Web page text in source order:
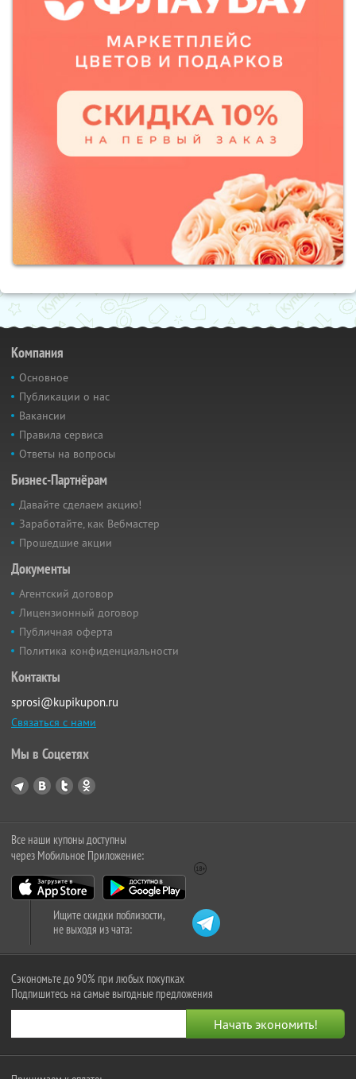
Компания
Основное
Публикации о нас
Вакансии
Правила сервиса
Ответы на вопросы
Бизнес-Партнёрам
Давайте сделаем акцию!
Заработайте, как Вебмастер
Прошедшие акции
Документы
Агентский договор
Лицензионный договор
Публичная оферта
Политика конфиденциальности
Контакты
sprosi@kupikupon.ru
Связаться с нами
Мы в Соцсетях
Все наши купоны доступны
через Мобильное Приложение:
Ищите скидки поблизости,
не выходя из чата:
Сэкономьте до 90% при любых покупках
Подпишитесь на самые выгодные предложения